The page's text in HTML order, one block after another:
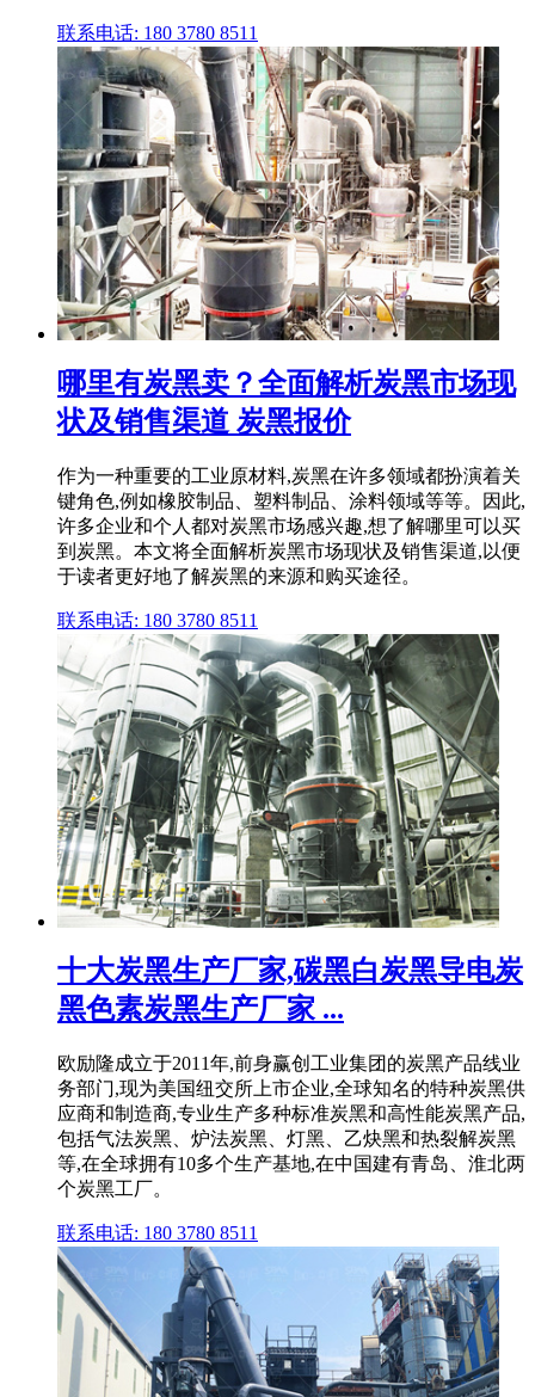
联系电话: 180 3780 8511
哪里有炭黑卖？全面解析炭黑市场现
状及销售渠道 炭黑报价
作为一种重要的工业原材料,炭黑在许多领域都扮演着关
键角色,例如橡胶制品、塑料制品、涂料领域等等。因此,
许多企业和个人都对炭黑市场感兴趣,想了解哪里可以买
到炭黑。本文将全面解析炭黑市场现状及销售渠道,以便
于读者更好地了解炭黑的来源和购买途径。
联系电话: 180 3780 8511
十大炭黑生产厂家,碳黑白炭黑导电炭
黑色素炭黑生产厂家 ...
欧励隆成立于2011年,前身赢创工业集团的炭黑产品线业
务部门,现为美国纽交所上市企业,全球知名的特种炭黑供
应商和制造商,专业生产多种标准炭黑和高性能炭黑产品,
包括气法炭黑、炉法炭黑、灯黑、乙炔黑和热裂解炭黑
等,在全球拥有10多个生产基地,在中国建有青岛、淮北两
个炭黑工厂。
联系电话: 180 3780 8511